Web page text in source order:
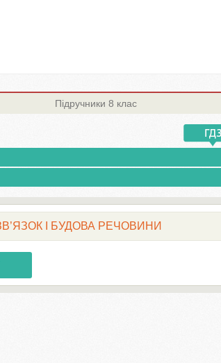
Підручники 8 клас
ЗВ’ЯЗОК І БУДОВА РЕЧОВИНИ